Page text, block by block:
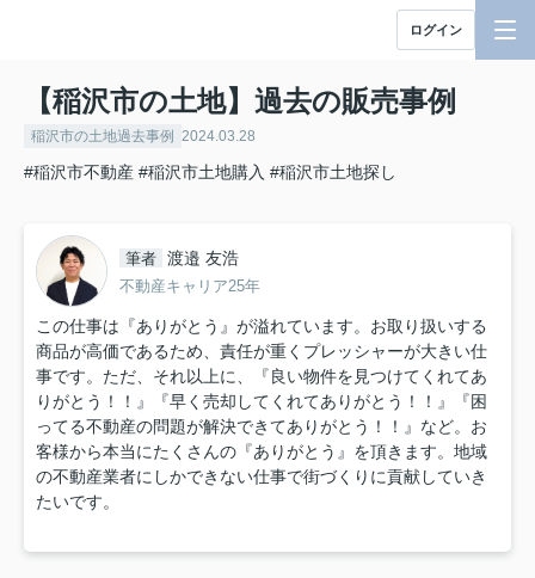
ログイン
【稲沢市の土地】過去の販売事例
稲沢市の土地過去事例 2024.03.28
#稲沢市不動産 #稲沢市土地購入 #稲沢市土地探し
筆者 渡邉 友浩
不動産キャリア25年
この仕事は『ありがとう』が溢れています。お取り扱いする
商品が高価であるため、責任が重くプレッシャーが大きい仕
事です。ただ、それ以上に、『良い物件を見つけてくれてあ
りがとう！！』『早く売却してくれてありがとう！！』『困
ってる不動産の問題が解決できてありがとう！！』など。お
客様から本当にたくさんの『ありがとう』を頂きます。地域
の不動産業者にしかできない仕事で街づくりに貢献していき
たいです。